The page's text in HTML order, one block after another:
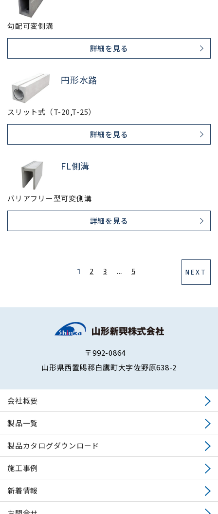
勾配可変側溝
詳細を見る
円形水路
スリット式（T-20,T-25）
詳細を見る
FL側溝
バリアフリー型可変側溝
詳細を見る
1 2 3 … 5 NEXT
〒992-0864
山形県西置賜郡白鷹町大字佐野原638-2
会社概要
製品一覧
製品カタログダウンロード
施工事例
新着情報